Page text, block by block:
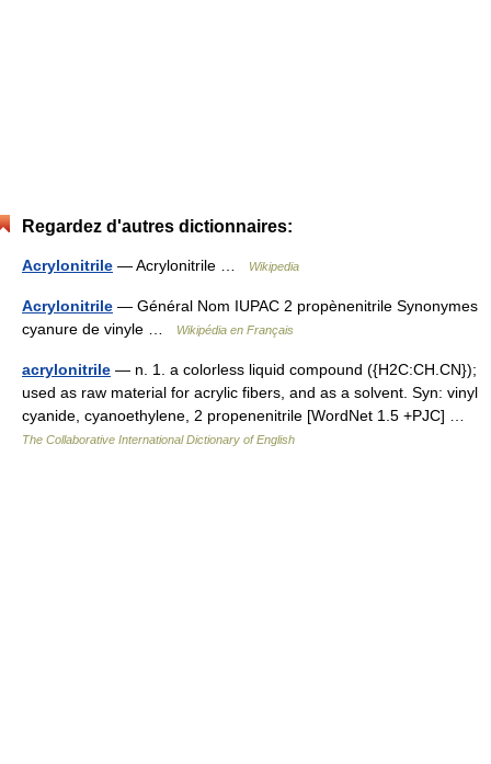
Regardez d'autres dictionnaires:
Acrylonitrile — Acrylonitrile … Wikipedia
Acrylonitrile — Général Nom IUPAC 2 propènenitrile Synonymes
cyanure de vinyle …
Wikipédia en Français
acrylonitrile — n. 1. a colorless liquid compound ({H2C:CH.CN});
used as raw material for acrylic fibers, and as a solvent. Syn: vinyl
cyanide, cyanoethylene, 2 propenenitrile [WordNet 1.5 +PJC] …
The Collaborative International Dictionary of English